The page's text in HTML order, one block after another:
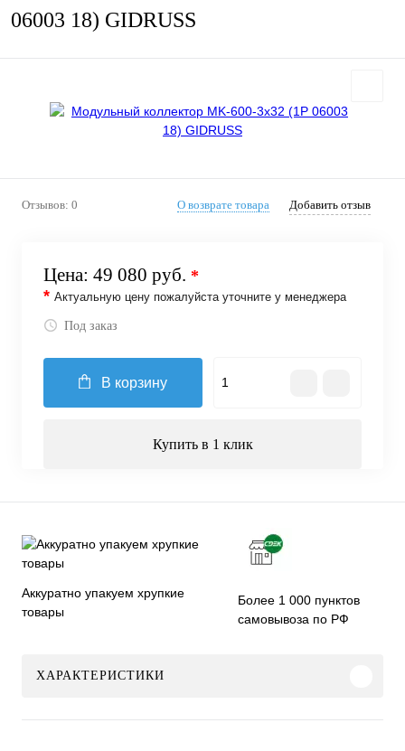
06003 18) GIDRUSS
Отзывов: 0 О возврате товара Добавить отзыв
Цена: 49 080 руб. *
* Актуальную цену пожалуйста уточните у менеджера
Под заказ
В корзину
Купить в 1 клик
Аккуратно упакуем хрупкие
товары
Более 1 000 пунктов
самовывоза по РФ
ХАРАКТЕРИСТИКИ